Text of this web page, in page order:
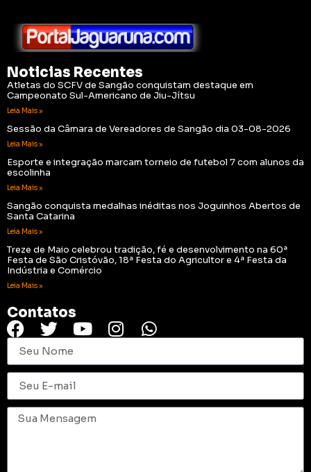
Noticias Recentes
Atletas do SCFV de Sangão conquistam destaque em
Campeonato Sul-Americano de Jiu-Jítsu
Leia Mais »
Sessão da Câmara de Vereadores de Sangão dia 03-08-2026
Leia Mais »
Esporte e integração marcam torneio de futebol 7 com alunos da
escolinha
Leia Mais »
Sangão conquista medalhas inéditas nos Joguinhos Abertos de
Santa Catarina
Leia Mais »
Treze de Maio celebrou tradição, fé e desenvolvimento na 60ª
Festa de São Cristóvão, 18ª Festa do Agricultor e 4ª Festa da
Indústria e Comércio
Leia Mais »
Contatos